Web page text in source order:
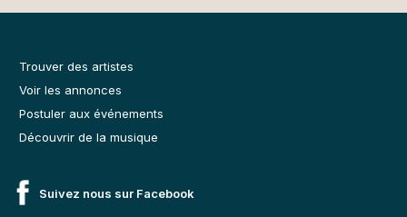
Trouver des artistes
Voir les annonces
Postuler aux événements
Découvrir de la musique
Suivez nous sur Facebook